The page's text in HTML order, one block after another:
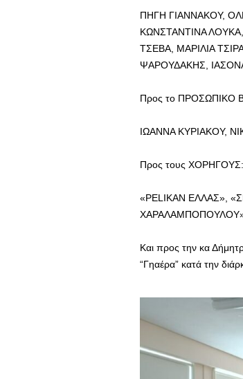
ΠΗΓΗ ΓΙΑΝΝΑΚΟΥ,
ΚΩΝΣΤΑΝΤΙΝΑ
ΤΣΕΒΑ, ΜΑΡΙΛΙΑ
ΨΑΡΟΥΔΑΚΗΣ,
Προς το ΠΡΟΣΩΠΙΚΟ
ΙΩΑΝΝΑ ΚΥΡΙΑΚΟΥ,
Προς τους ΧΟΡΗΓΟΥΣ:
«PELIKAN ΕΛΛΑΣ»,
ΧΑΡΑΛΑΜΠΟΠΟΥΛΟΥ»,
Και προς την κα
“Γηαέρα” κατά την